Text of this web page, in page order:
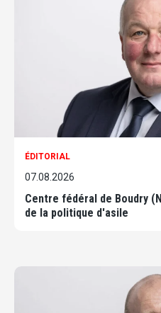
ÉDITORIAL
07.08.2026
Centre fédéral de Boudry
de la politique d'asile